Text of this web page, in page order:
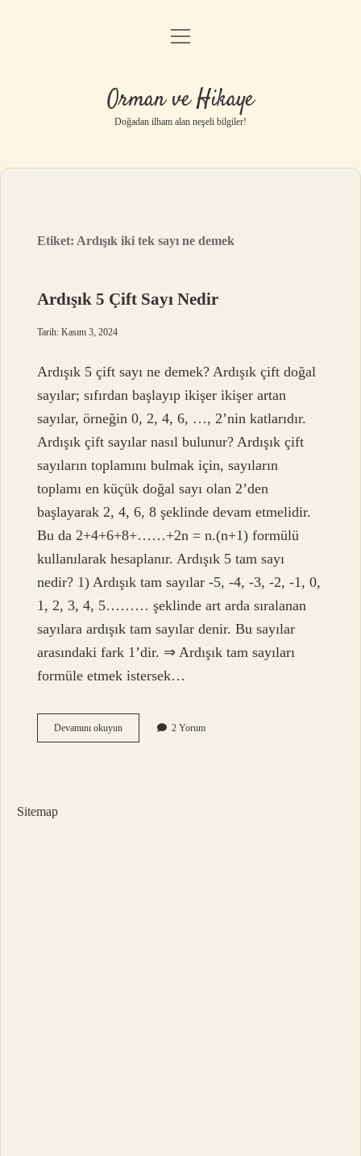
Anasayfa
Yasal Uyarı
menüyü
Orman ve Hikaye
Doğadan ilham alan neşeli bilgiler!
Etiket: Ardışık iki tek sayı ne demek
Ardışık 5 Çift Sayı Nedir
Tarih: Kasım 3, 2024
Ardışık 5 çift sayı ne demek? Ardışık çift doğal
sayılar; sıfırdan başlayıp ikişer ikişer artan
sayılar, örneğin 0, 2, 4, 6, …, 2’nin katlarıdır.
Ardışık çift sayılar nasıl bulunur? Ardışık çift
sayıların toplamını bulmak için, sayıların
toplamı en küçük doğal sayı olan 2’den
başlayarak 2, 4, 6, 8 şeklinde devam etmelidir.
Bu da 2+4+6+8+……+2n = n.(n+1) formülü
kullanılarak hesaplanır. Ardışık 5 tam sayı
nedir? 1) Ardışık tam sayılar -5, -4, -3, -2, -1, 0,
1, 2, 3, 4, 5……… şeklinde art arda sıralanan
sayılara ardışık tam sayılar denir. Bu sayılar
arasındaki fark 1’dir. ⇒ Ardışık tam sayıları
formüle etmek istersek…
Devamını okuyunArdışık
5
2 Yorum
Sitemap